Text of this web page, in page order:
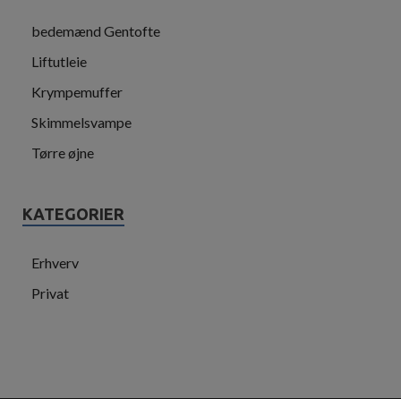
bedemænd Gentofte
Liftutleie
Krympemuffer
Skimmelsvampe
Tørre øjne
KATEGORIER
Erhverv
Privat